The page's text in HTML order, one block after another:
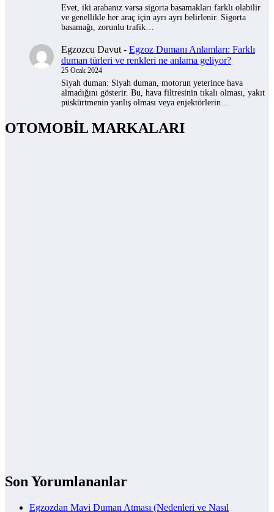
Evet, iki arabanız varsa sigorta basamakları farklı olabilir
ve genellikle her araç için ayrı ayrı belirlenir. Sigorta
basamağı, zorunlu trafik…
Egzozcu Davut - Egzoz Dumanı Anlamları: Farklı
duman türleri ve renkleri ne anlama geliyor?
25 Ocak 2024
Siyah duman: Siyah duman, motorun yeterince hava
almadığını gösterir. Bu, hava filtresinin tıkalı olması, yakıt
püskürtmenin yanlış olması veya enjektörlerin…
OTOMOBİL MARKALARI
Son Yorumlananlar
Egzozdan Mavi Duman Atması (Nedenleri ve Nasıl